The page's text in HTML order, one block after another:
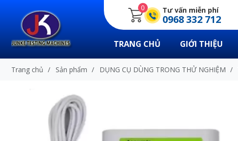
0 Tư vấn miễn phí
0968 332 712
TRANG CHỦ GIỚI THIỆU
Trang chủ / Sản phẩm / DỤNG CỤ DÙNG TRONG THỬ NGHIỆM /